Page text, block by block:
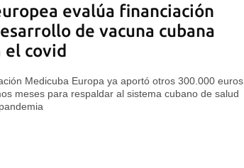
evalúa financiación
de vacuna cubana
el covid
Medicuba Europa ya aportó otros 300.000 euros
meses para respaldar al sistema cubano de salud